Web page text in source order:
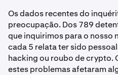
Os dados recentes do
preocupação. Dos 789
que inquirimos para o nosso
cada 5 relata ter sido
hacking ou roubo de crypto.
estes problemas afetaram